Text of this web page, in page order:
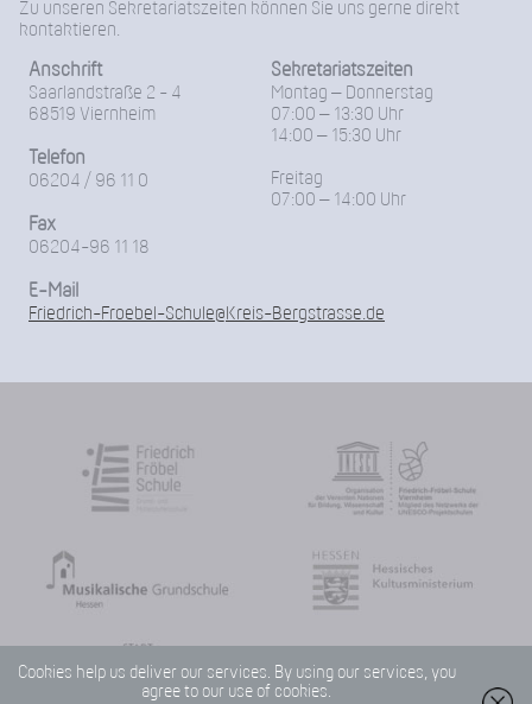
Zu unseren Sekretariatszeiten können Sie uns gerne direkt
kontaktieren.
Anschrift
Saarlandstraße 2 - 4
68519 Viernheim
Telefon
06204 / 96 11 0
Fax
06204-96 11 18
Sekretariatszeiten
Montag – Donnerstag
07:00 – 13:30 Uhr
14:00 – 15:30 Uhr
Freitag
07:00 – 14:00 Uhr
E-Mail
Friedrich-Froebel-Schule@Kreis-Bergstrasse.de
Cookies help us deliver our services. By using our services, you
agree to our use of cookies.